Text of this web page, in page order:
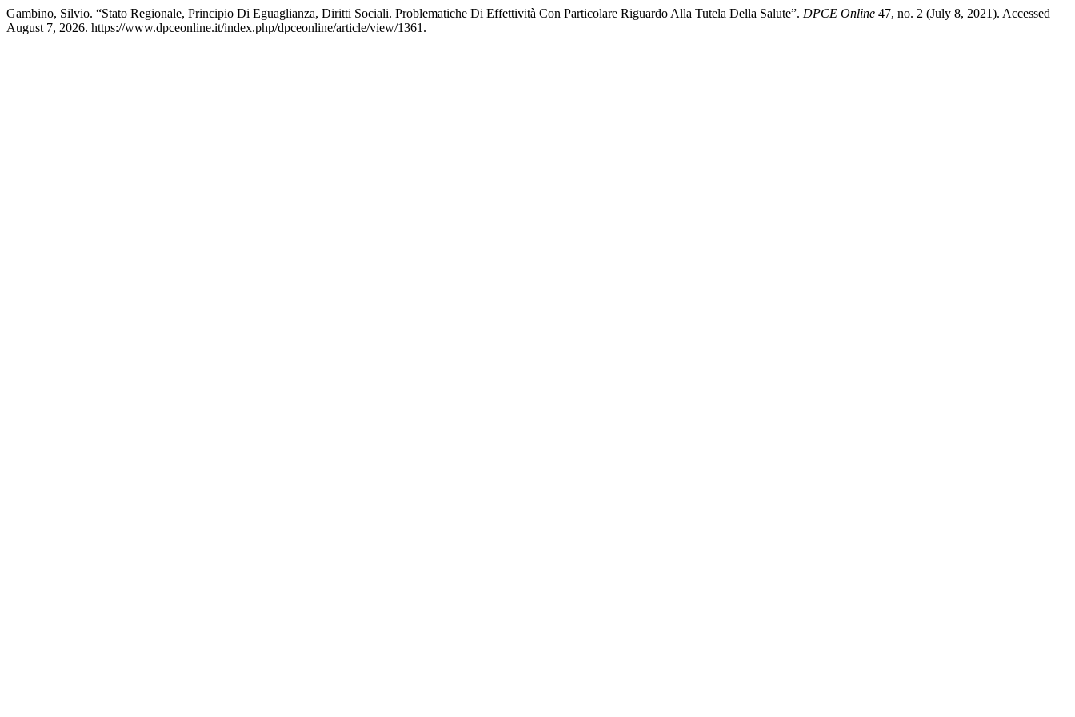
Gambino, Silvio. “Stato Regionale, Principio Di Eguaglianza, Diritti Sociali. Problematiche Di Effettività Con Particolare Riguardo Alla Tutela Della Salute”. DPCE Online 47, no. 2 (July 8, 2021). Accessed
August 7, 2026. https://www.dpceonline.it/index.php/dpceonline/article/view/1361.